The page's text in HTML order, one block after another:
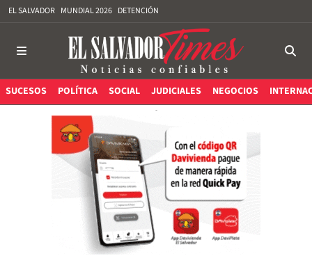
EL SALVADOR MUNDIAL 2026 DETENCIÓN
SUCESOS POLÍTICA SOCIAL JUDICIALES NEGOCIOS